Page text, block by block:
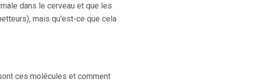
dans le cerveau et que les
mais qu'est-ce que cela
ces molécules et comment